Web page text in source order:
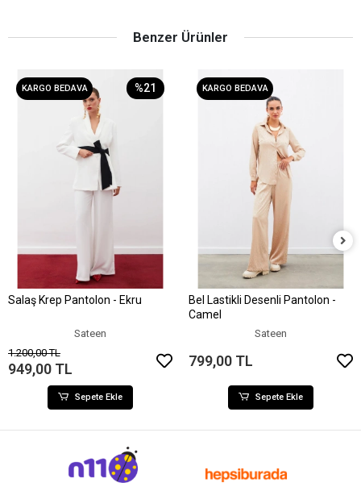
Benzer Ürünler
KARGO BEDAVA %21
Sepete Ekle
Salaş Krep Pantolon - Ekru
Sateen
1.200,00 TL
949,00 TL
Sepete Ekle
KARGO BEDAVA
Sepete Ekle
Bel Lastikli Desenli Pantolon -
Camel
Sateen
799,00 TL
Sepete Ekle